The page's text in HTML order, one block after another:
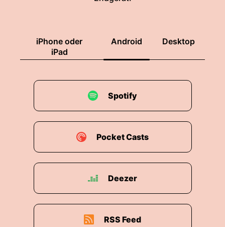
iPhone oder
iPad
Android Desktop
Spotify
Pocket Casts
Deezer
RSS Feed